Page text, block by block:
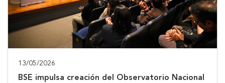
13/05/2026
BSE impulsa creación del Observatorio Nacional